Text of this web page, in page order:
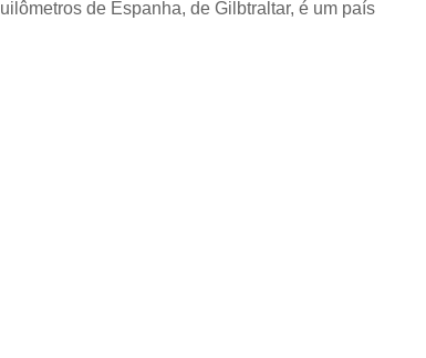
de Espanha, de Gilbtraltar, é um país